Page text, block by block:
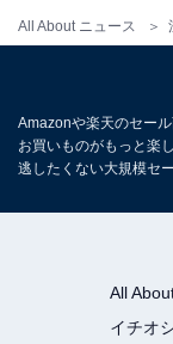
All About ニュース
チェックアウト
※プランにより
また、記事中の
オールアバウト
Amazonや楽天のセー
お買いものがもっと楽
逃したくない大規模セ
All
イチオ